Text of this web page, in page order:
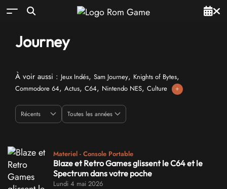
Journey
À voir aussi : Jeux Indés, Sam Journey, Knights of Bytes,
Commodore 64, Actus, C64, Nintendo NES, Culture +
Materiel - Console Portable
Blaze et Retro Games glissent le C64 et le
Spectrum dans votre poche
Lundi 4 mai 2026